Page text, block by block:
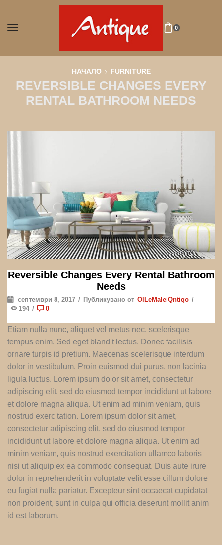
0
НАЧАЛО FURNITURE
REVERSIBLE CHANGES EVERY
RENTAL BATHROOM NEEDS
Reversible Changes Every Rental Bathroom
Needs
септември 8, 2017 / Публикувано от OlLeMaleiQntiqo /
194 / 0
Etiam nulla nunc, aliquet vel metus nec, scelerisque
tempus enim. Sed eget blandit lectus. Donec facilisis
ornare turpis id pretium. Maecenas scelerisque interdum
dolor in vestibulum. Proin euismod dui purus, non lacinia
ligula luctus. Lorem ipsum dolor sit amet, consectetur
adipiscing elit, sed do eiusmod tempor incididunt ut labore
et dolore magna aliqua. Ut enim ad minim veniam, quis
nostrud exercitation. Lorem ipsum dolor sit amet,
consectetur adipiscing elit, sed do eiusmod tempor
incididunt ut labore et dolore magna aliqua. Ut enim ad
minim veniam, quis nostrud exercitation ullamco laboris
nisi ut aliquip ex ea commodo consequat. Duis aute irure
dolor in reprehenderit in voluptate velit esse cillum dolore
eu fugiat nulla pariatur. Excepteur sint occaecat cupidatat
non proident, sunt in culpa qui officia deserunt mollit anim
id est laborum.